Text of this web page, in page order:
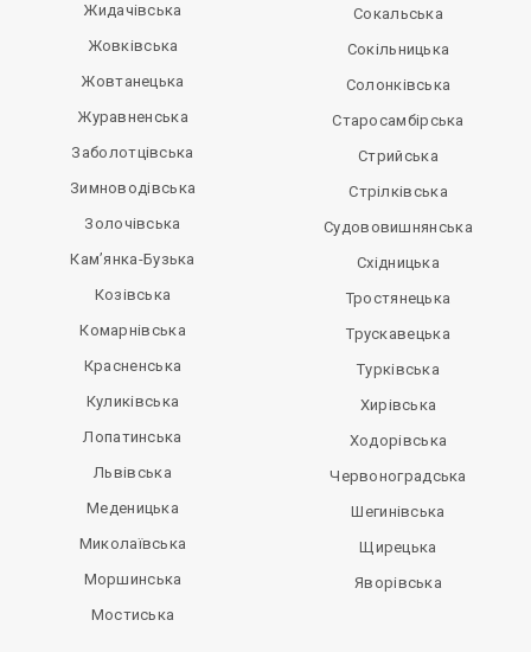
Жидачівська
Жовківська
Жовтанецька
Журавненська
Заболотцівська
Зимноводівська
Золочівська
Кам’янка-Бузька
Козівська
Комарнівська
Красненська
Куликівська
Лопатинська
Львівська
Меденицька
Миколаївська
Моршинська
Мостиська
Сокальська
Сокільницька
Солонківська
Старосамбірська
Стрийська
Стрілківська
Судововишнянська
Східницька
Тростянецька
Трускавецька
Турківська
Хирівська
Ходорівська
Червоноградська
Шегинівська
Щирецька
Яворівська